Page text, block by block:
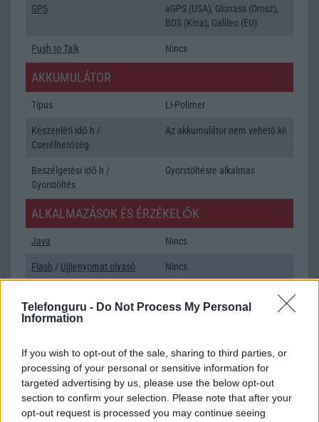
Telefonguru - Do Not Process My Personal
Information
If you wish to opt-out of the sale, sharing to third parties, or
processing of your personal or sensitive information for
targeted advertising by us, please use the below opt-out
section to confirm your selection. Please note that after your
opt-out request is processed you may continue seeing
GPS
aGPS (USA), Glonass (Orosz),
BDS (Kína), Galileo (EU)
Push to Talk Nincs
AKKUMULÁTOR
Típus Li-Polimer
Készenléti idő h /
Cserélhetőség
Az akkumulátor nem vehetõ ki!
Beszélgetési idő h /
Gyorstöltés
Gyorstöltésre alkalmas
ALKALMAZÁSOK ÉS ÉRZÉKELŐK
Java Nincs
Flash / Ujjlenyomat olvasó Nincs
Organizer
Office alkalmazások alap szolgáltatás
Iránytũ Nincs